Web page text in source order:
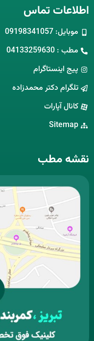
اطلاعات تماس
موبایل: 09198341057
مطب : 04133259630
پیج اینستاگرام
تلگرام دکتر محمدزاده
کانال آپارات
Sitemap
نقشه مطب